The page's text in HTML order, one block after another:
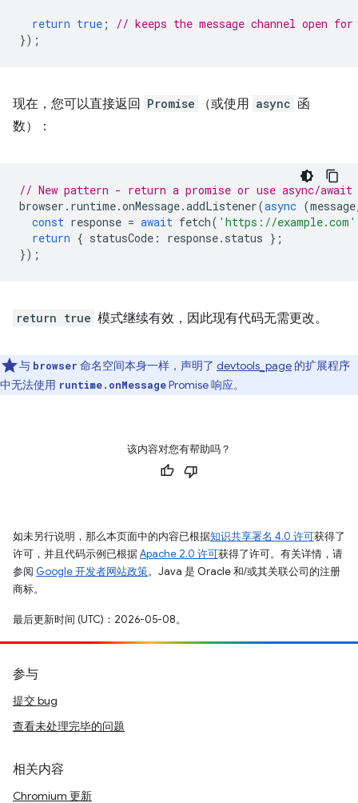
return true ;
// keeps the message channel open for
});
现在，您可以直接返回 Promise （或使用 async 函
数）：
// New pattern - return a promise or use async/await
browser . runtime.onMessage.addListener(async (message
const response = await fetch( 'https://example.com'
return { statusCode : response. status };
});
return true 模式继续有效，因此现有代码无需更改。
与 browser 命名空间本身一样，声明了 devtools_page 的扩展程序
中无法使用 runtime.onMessagePromise 响应。
该内容对您有帮助吗？
如未另行说明，那么本页面中的内容已根据知识共享署名 4.0 许可获得了
许可，并且代码示例已根据Apache 2.0 许可获得了许可。有关详情，请
参阅 Google 开发者网站政策。Java 是 Oracle 和/或其关联公司的注册
商标。
最后更新时间 (UTC)：2026-05-08。
参与
提交 bug
查看未处理完毕的问题
相关内容
Chromium 更新